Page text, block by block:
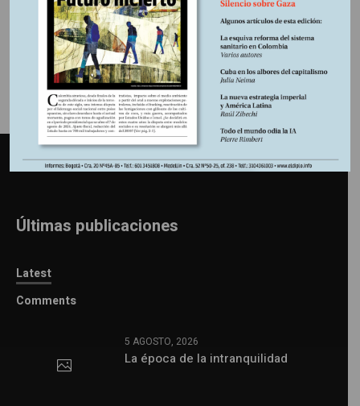
Información adicional
Últimas publicaciones
Latest
Comments
5 AGOSTO, 2026
La época de la intranquilidad